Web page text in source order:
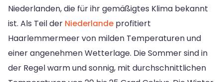
Niederlanden, die für ihr gemäßigtes Klima bekannt
ist. Als Teil der Niederlande profitiert
Haarlemmermeer von milden Temperaturen und
einer angenehmen Wetterlage. Die Sommer sind in
der Regel warm und sonnig, mit durchschnittlichen